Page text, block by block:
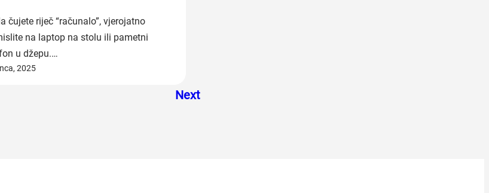
čujete riječ “računalo”, vjerojatno
na laptop na stolu ili pametni
u džepu.…
2025
Next